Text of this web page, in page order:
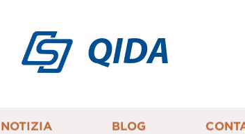
QIDA
NOTIZIA BLOG